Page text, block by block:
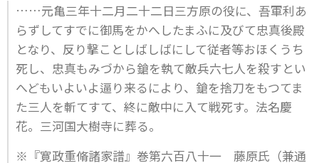
……元亀三年十二月二十二日三方原の役に、吾軍利あ
らずしてすでに御馬をかへしたまふに及びて忠真後殿
となり、反り撃ことしばしばにして従者等おほくうち
死し、忠真もみづから鎗を執て敵兵六七人を殺すとい
へどもいよいよ逼り来るにより、鎗を捨刀をもつてま
た三人を斬てすて、終に敵中に入て戦死す。法名慶
花。三河国大樹寺に葬る。
※『寛政重脩諸家譜』巻第六百八十一 藤原氏（兼通